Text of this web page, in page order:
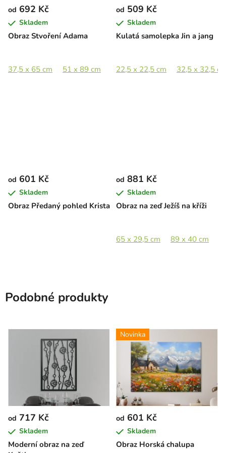
Obraz Stvoření Adama
od 692 Kč
Skladem
37,5 x 65 cm 51 x 89 cm 75 x 130 cm
Kulatá samolepka Jin a jang
od 509 Kč
Skladem
22,5 x 22,5 cm 32,5 x 32,5
Obraz Předaný pohled Krista
od 601 Kč
Skladem
Obraz na zeď Ježíš na kříži
od 881 Kč
Skladem
65 x 29,5 cm 89 x 40 cm
Podobné produkty
Moderní obraz na zeď
od 717 Kč
Skladem
Novinka
Obraz Horská chalupa
od 601 Kč
Skladem